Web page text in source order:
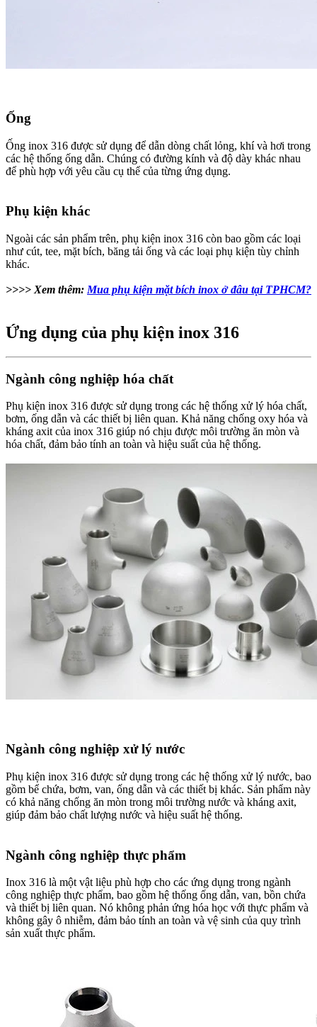
Ống
Ống inox 316 được sử dụng để dẫn dòng chất lỏng, khí và hơi trong
các hệ thống ống dẫn. Chúng có đường kính và độ dày khác nhau
để phù hợp với yêu cầu cụ thể của từng ứng dụng.
Phụ kiện khác
Ngoài các sản phẩm trên, phụ kiện inox 316 còn bao gồm các loại
như cút, tee, mặt bích, băng tải ống và các loại phụ kiện tùy chỉnh
khác.
>>>> Xem thêm: Mua phụ kiện mặt bích inox ở đâu tại TPHCM?
Ứng dụng của phụ kiện inox 316
Ngành công nghiệp hóa chất
Phụ kiện inox 316 được sử dụng trong các hệ thống xử lý hóa chất,
bơm, ống dẫn và các thiết bị liên quan. Khả năng chống oxy hóa và
kháng axit của inox 316 giúp nó chịu được môi trường ăn mòn và
hóa chất, đảm bảo tính an toàn và hiệu suất của hệ thống.
Ngành công nghiệp xử lý nước
Phụ kiện inox 316 được sử dụng trong các hệ thống xử lý nước, bao
gồm bể chứa, bơm, van, ống dẫn và các thiết bị khác. Sản phẩm này
có khả năng chống ăn mòn trong môi trường nước và kháng axit,
giúp đảm bảo chất lượng nước và hiệu suất hệ thống.
Ngành công nghiệp thực phẩm
Inox 316 là một vật liệu phù hợp cho các ứng dụng trong ngành
công nghiệp thực phẩm, bao gồm hệ thống ống dẫn, van, bồn chứa
và thiết bị liên quan. Nó không phản ứng hóa học với thực phẩm và
không gây ô nhiễm, đảm bảo tính an toàn và vệ sinh của quy trình
sản xuất thực phẩm.